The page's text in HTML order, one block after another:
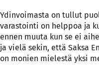
Ydinvoimasta on tullut
varastointi on helppoa ja
ennen muuta kun se ei
ja vielä sekin, että Saksa
on monien mielestä yksi